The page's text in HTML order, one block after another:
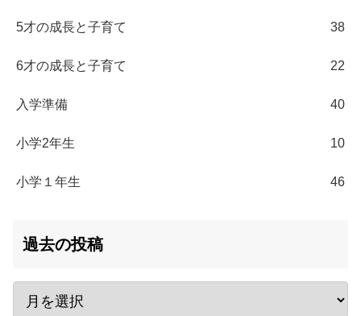
5才の成長と子育て 38
6才の成長と子育て 22
入学準備 40
小学2年生 10
小学１年生 46
過去の投稿